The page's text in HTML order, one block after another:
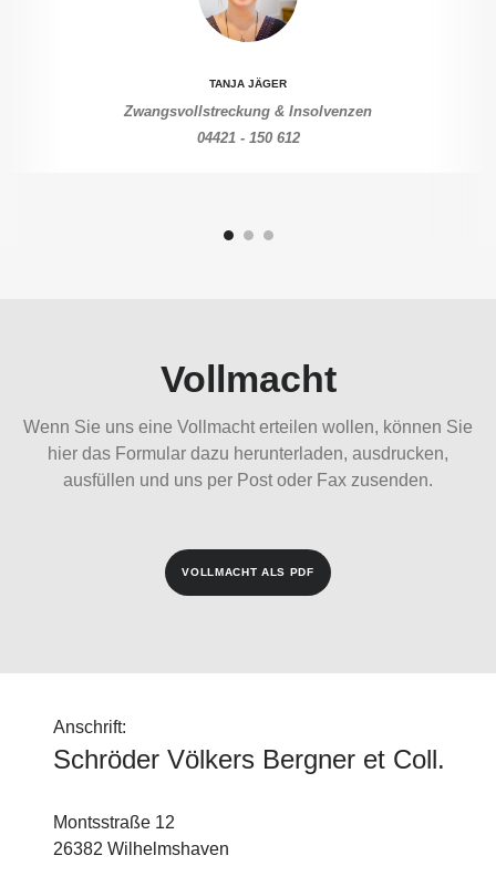
TANJA JÄGER
Zwangsvollstreckung & Insolvenzen
04421 - 150 612
Vollmacht
Wenn Sie uns eine Vollmacht erteilen wollen, können Sie
hier das Formular dazu herunterladen, ausdrucken,
ausfüllen und uns per Post oder Fax zusenden.
VOLLMACHT ALS PDF
Anschrift:
Schröder Völkers Bergner et Coll.
Montsstraße 12
26382 Wilhelmshaven